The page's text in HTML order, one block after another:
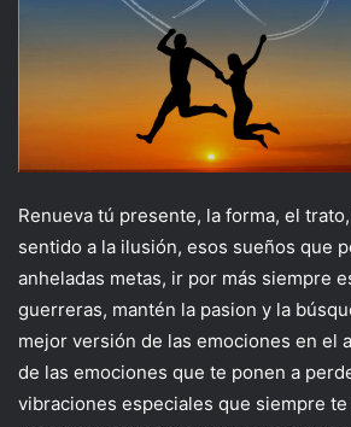
Renueva tú presente, la forma, el
sentido a la ilusión, esos sueños que
anheladas metas, ir por más siempre
guerreras, mantén la pasion y la
mejor versión de las emociones en el
de las emociones que te ponen a
vibraciones especiales que siempre te